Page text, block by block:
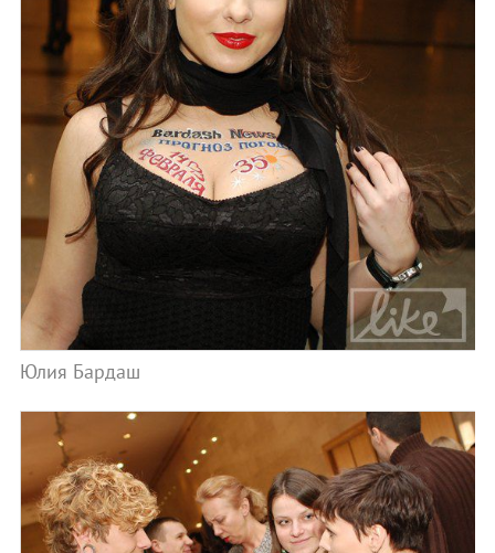
Юлия Бардаш